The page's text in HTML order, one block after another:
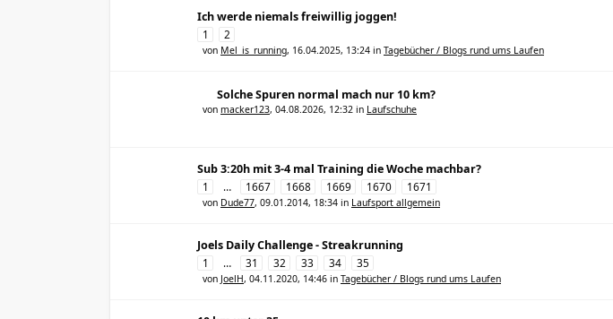
Ich werde niemals freiwillig joggen!
1 2
von Mel_is_running, 16.04.2025, 13:24 in Tagebücher / Blogs rund ums Laufen
Solche Spuren normal mach nur 10 km?
von macker123, 04.08.2026, 12:32 in Laufschuhe
Sub 3:20h mit 3-4 mal Training die Woche machbar?
1 … 1667 1668 1669 1670 1671
von Dude77, 09.01.2014, 18:34 in Laufsport allgemein
Joels Daily Challenge - Streakrunning
1 … 31 32 33 34 35
von JoelH, 04.11.2020, 14:46 in Tagebücher / Blogs rund ums Laufen